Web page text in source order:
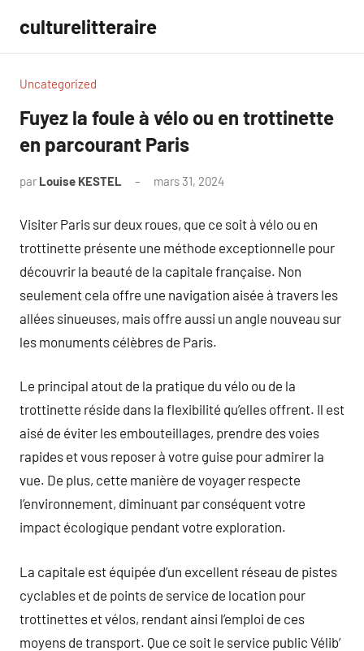
contenu
culturelitteraire
Uncategorized
Fuyez la foule à vélo ou en trottinette
en parcourant Paris
par Louise KESTEL mars 31, 2024
Visiter Paris sur deux roues, que ce soit à vélo ou en
trottinette présente une méthode exceptionnelle pour
découvrir la beauté de la capitale française. Non
seulement cela offre une navigation aisée à travers les
allées sinueuses, mais offre aussi un angle nouveau sur
les monuments célèbres de Paris.
Le principal atout de la pratique du vélo ou de la
trottinette réside dans la flexibilité qu’elles offrent. Il est
aisé de éviter les embouteillages, prendre des voies
rapides et vous reposer à votre guise pour admirer la
vue. De plus, cette manière de voyager respecte
l’environnement, diminuant par conséquent votre
impact écologique pendant votre exploration.
La capitale est équipée d’un excellent réseau de pistes
cyclables et de points de service de location pour
trottinettes et vélos, rendant ainsi l’emploi de ces
moyens de transport. Que ce soit le service public Vélib’